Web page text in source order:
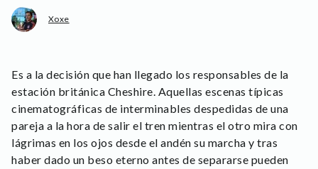
Xoxe
Es a la decisión que han llegado los responsables de la
estación británica Cheshire. Aquellas escenas típicas
cinematográficas de interminables despedidas de una
pareja a la hora de salir el tren mientras el otro mira con
lágrimas en los ojos desde el andén su marcha y tras
haber dado un beso eterno antes de separarse pueden